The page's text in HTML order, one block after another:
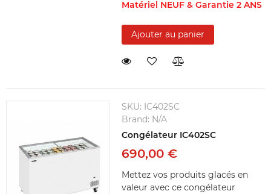
Matériel NEUF & Garantie 2 ANS
Ajouter au panier
SKU: IC402SC
Brand: N/A
Congélateur IC402SC
690,00 €
Mettez vos produits glacés en
valeur avec ce congélateur